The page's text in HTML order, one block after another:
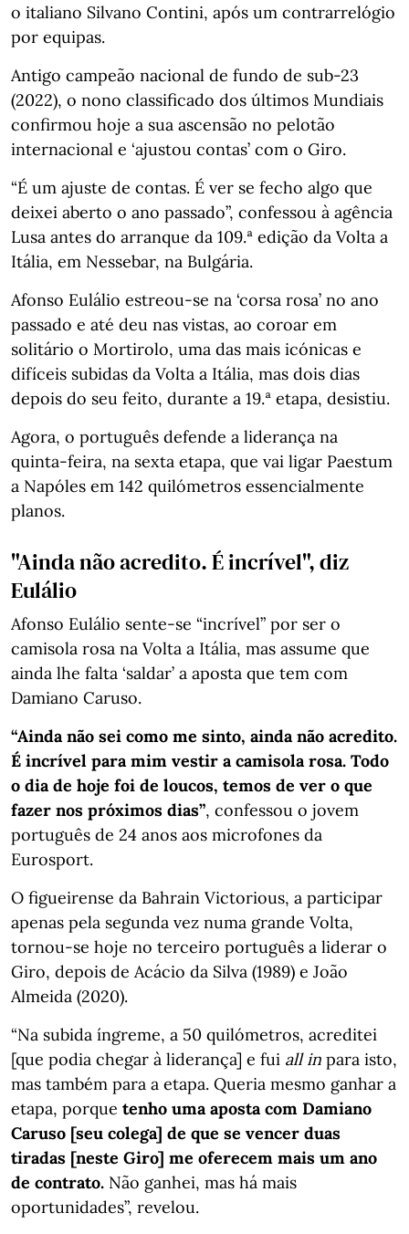
o italiano Silvano Contini, após um contrarrelógio
por equipas.
Antigo campeão nacional de fundo de sub-23
(2022), o nono classificado dos últimos Mundiais
confirmou hoje a sua ascensão no pelotão
internacional e ‘ajustou contas’ com o Giro.
“É um ajuste de contas. É ver se fecho algo que
deixei aberto o ano passado”, confessou à agência
Lusa antes do arranque da 109.ª edição da Volta a
Itália, em Nessebar, na Bulgária.
Afonso Eulálio estreou-se na ‘corsa rosa’ no ano
passado e até deu nas vistas, ao coroar em
solitário o Mortirolo, uma das mais icónicas e
difíceis subidas da Volta a Itália, mas dois dias
depois do seu feito, durante a 19.ª etapa, desistiu.
Agora, o português defende a liderança na
quinta-feira, na sexta etapa, que vai ligar Paestum
a Napóles em 142 quilómetros essencialmente
planos.
"Ainda não acredito. É incrível", diz
Eulálio
Afonso Eulálio sente-se “incrível” por ser o
camisola rosa na Volta a Itália, mas assume que
ainda lhe falta ‘saldar’ a aposta que tem com
Damiano Caruso.
“Ainda não sei como me sinto, ainda não acredito.
É incrível para mim vestir a camisola rosa. Todo
o dia de hoje foi de loucos, temos de ver o que
fazer nos próximos dias”, confessou o jovem
português de 24 anos aos microfones da
Eurosport.
O figueirense da Bahrain Victorious, a participar
apenas pela segunda vez numa grande Volta,
tornou-se hoje no terceiro português a liderar o
Giro, depois de Acácio da Silva (1989) e João
Almeida (2020).
“Na subida íngreme, a 50 quilómetros, acreditei
[que podia chegar à liderança] e fui all in para isto,
mas também para a etapa. Queria mesmo ganhar a
etapa, porque tenho uma aposta com Damiano
Caruso [seu colega] de que se vencer duas
tiradas [neste Giro] me oferecem mais um ano
de contrato. Não ganhei, mas há mais
oportunidades”, revelou.